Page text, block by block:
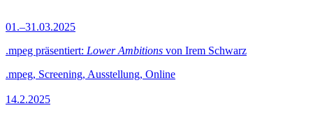
01.–31.03.2025
.mpeg präsentiert: Lower Ambitions von Irem Schwarz
.mpeg, Screening, Ausstellung, Online
14.2.2025